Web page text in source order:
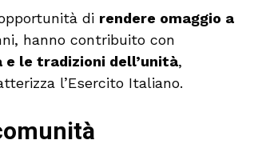
di rendere omaggio a
hanno contribuito con
e le tradizioni dell’unità,
l’Esercito Italiano.